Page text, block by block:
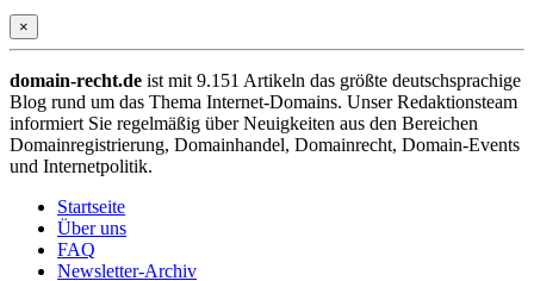
×
domain-recht.de ist mit 9.151 Artikeln das größte deutschsprachige
Blog rund um das Thema Internet-Domains. Unser Redaktionsteam
informiert Sie regelmäßig über Neuigkeiten aus den Bereichen
Domainregistrierung, Domainhandel, Domainrecht, Domain-Events
und Internetpolitik.
Startseite
Über uns
FAQ
Newsletter-Archiv